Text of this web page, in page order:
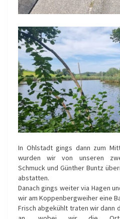
In Ohlstadt gings dann zum
wurden wir von unseren
Schmuck und Günther Buntz
abstatten.
Danach gings weiter via Hagen
wir am Koppenbergweiher eine
Frisch abgekühlt traten wir dann